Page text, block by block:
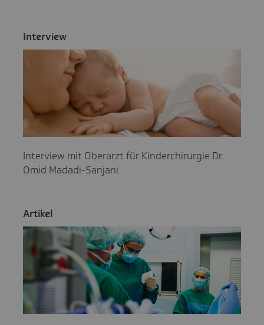
Inter­view
Interview mit Oberarzt für Kinderchirurgie Dr.
Omid Madadi-Sanjani.
Artikel